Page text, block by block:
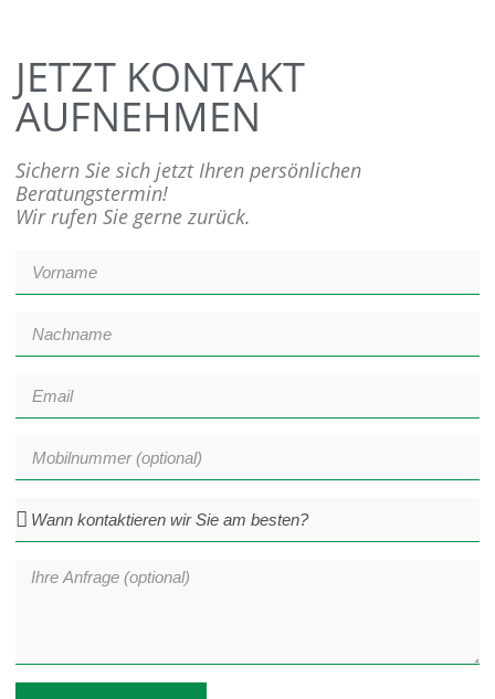
JETZT KONTAKT
AUFNEHMEN
Sichern Sie sich jetzt Ihren persönlichen
Beratungstermin!
Wir rufen Sie gerne zurück.